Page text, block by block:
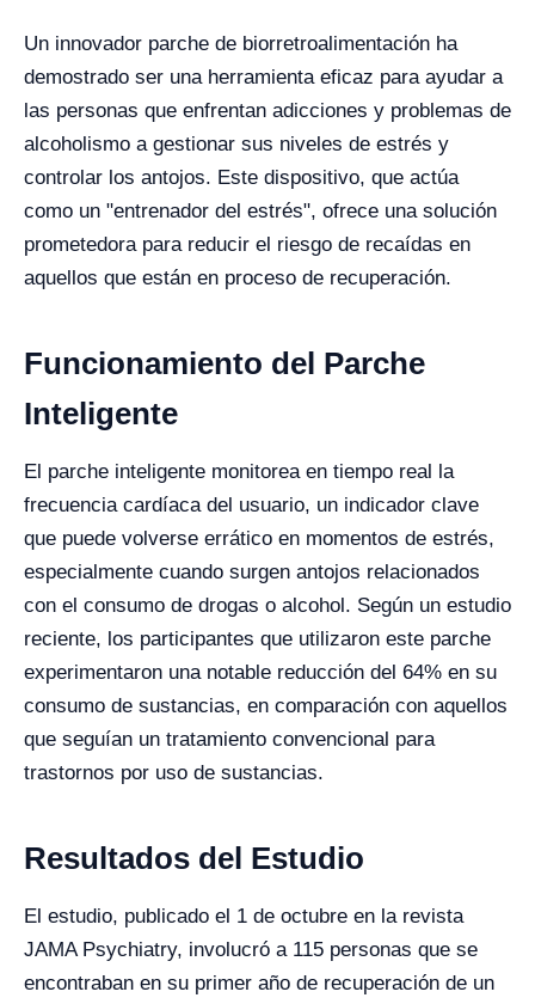
Un innovador parche de biorretroalimentación ha
demostrado ser una herramienta eficaz para ayudar a
las personas que enfrentan adicciones y problemas de
alcoholismo a gestionar sus niveles de estrés y
controlar los antojos. Este dispositivo, que actúa
como un "entrenador del estrés", ofrece una solución
prometedora para reducir el riesgo de recaídas en
aquellos que están en proceso de recuperación.
Funcionamiento del Parche
Inteligente
El parche inteligente monitorea en tiempo real la
frecuencia cardíaca del usuario, un indicador clave
que puede volverse errático en momentos de estrés,
especialmente cuando surgen antojos relacionados
con el consumo de drogas o alcohol. Según un estudio
reciente, los participantes que utilizaron este parche
experimentaron una notable reducción del 64% en su
consumo de sustancias, en comparación con aquellos
que seguían un tratamiento convencional para
trastornos por uso de sustancias.
Resultados del Estudio
El estudio, publicado el 1 de octubre en la revista
JAMA Psychiatry, involucró a 115 personas que se
encontraban en su primer año de recuperación de un